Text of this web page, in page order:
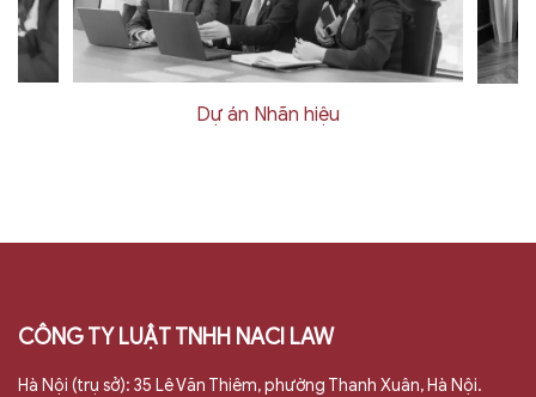
Dự án Nhãn hiệu
CÔNG TY LUẬT TNHH NACI LAW
Hà Nội (trụ sở): 35 Lê Văn Thiêm, phường Thanh Xuân, Hà Nội.